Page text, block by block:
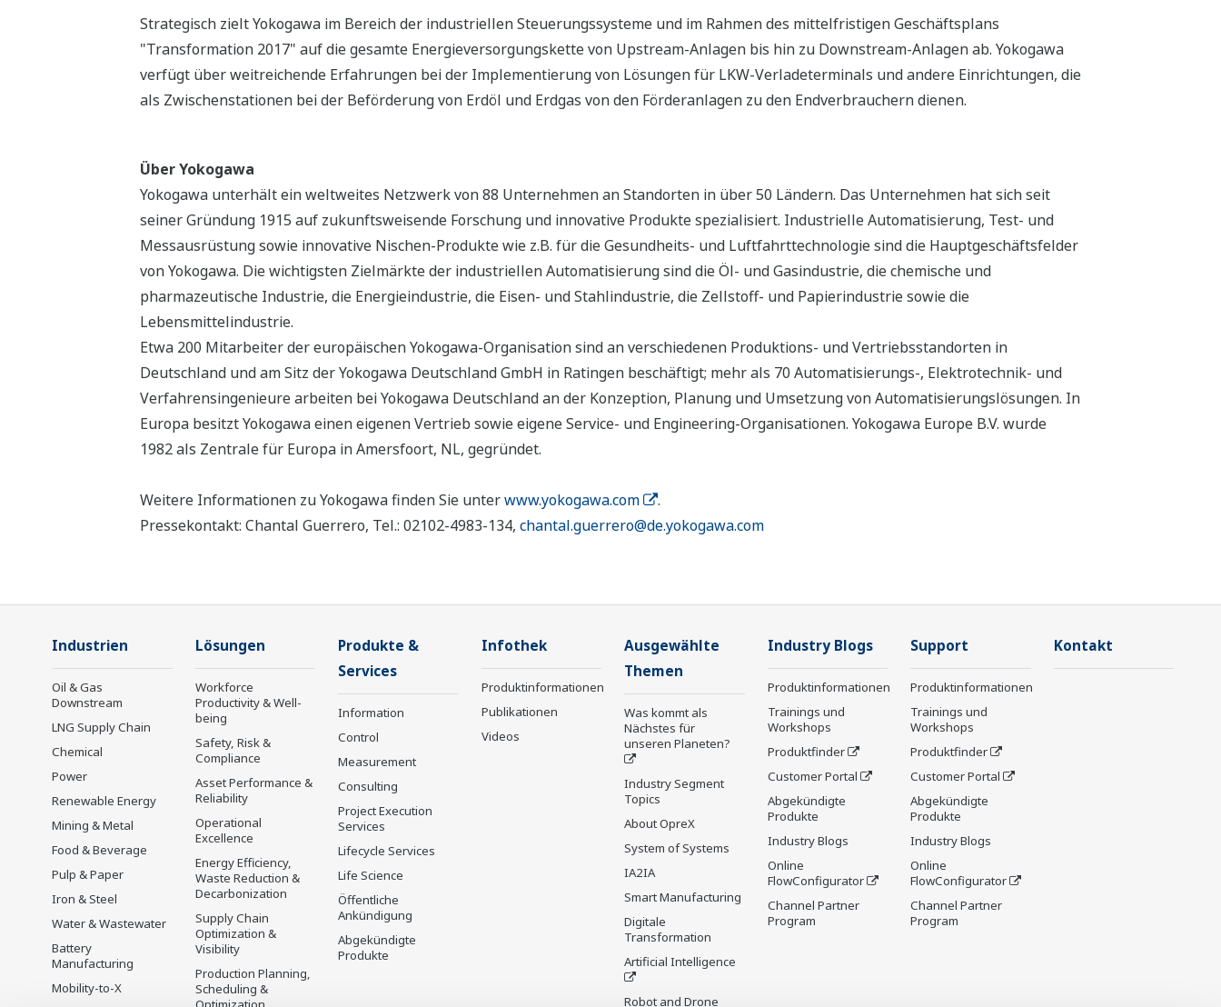
Strategisch zielt Yokogawa im Bereich der industriellen Steuerungssysteme und im Rahmen des mittelfristigen Geschäftsplans
"Transformation 2017" auf die gesamte Energieversorgungskette von Upstream-Anlagen bis hin zu Downstream-Anlagen ab. Yokogawa
verfügt über weitreichende Erfahrungen bei der Implementierung von Lösungen für LKW-Verladeterminals und andere Einrichtungen, die
als Zwischenstationen bei der Beförderung von Erdöl und Erdgas von den Förderanlagen zu den Endverbrauchern dienen.
Über Yokogawa
Yokogawa unterhält ein weltweites Netzwerk von 88 Unternehmen an Standorten in über 50 Ländern. Das Unternehmen hat sich seit
seiner Gründung 1915 auf zukunftsweisende Forschung und innovative Produkte spezialisiert. Industrielle Automatisierung, Test- und
Messausrüstung sowie innovative Nischen-Produkte wie z.B. für die Gesundheits- und Luftfahrttechnologie sind die Hauptgeschäftsfelder
von Yokogawa. Die wichtigsten Zielmärkte der industriellen Automatisierung sind die Öl- und Gasindustrie, die chemische und
pharmazeutische Industrie, die Energieindustrie, die Eisen- und Stahlindustrie, die Zellstoff- und Papierindustrie sowie die
Lebensmittelindustrie.
Etwa 200 Mitarbeiter der europäischen Yokogawa-Organisation sind an verschiedenen Produktions- und Vertriebsstandorten in
Deutschland und am Sitz der Yokogawa Deutschland GmbH in Ratingen beschäftigt; mehr als 70 Automatisierungs-, Elektrotechnik- und
Verfahrensingenieure arbeiten bei Yokogawa Deutschland an der Konzeption, Planung und Umsetzung von Automatisierungslösungen. In
Europa besitzt Yokogawa einen eigenen Vertrieb sowie eigene Service- und Engineering-Organisationen. Yokogawa Europe B.V. wurde
1982 als Zentrale für Europa in Amersfoort, NL, gegründet.
Weitere Informationen zu Yokogawa finden Sie unterwww.yokogawa.com
.
Pressekontakt: Chantal Guerrero, Tel.: 02102-4983-134, chantal.guerrero@de.yokogawa.com
Industrien
Oil & Gas
Downstream
LNG Supply Chain
Chemical
Power
Renewable Energy
Mining & Metal
Food & Beverage
Pulp & Paper
Iron & Steel
Water & Wastewater
Battery
Manufacturing
Mobility-to-X
Lösungen
Workforce
Productivity & Well-
being
Safety, Risk &
Compliance
Asset Performance &
Reliability
Operational
Excellence
Energy Efficiency,
Waste Reduction &
Decarbonization
Supply Chain
Optimization &
Visibility
Production Planning,
Scheduling &
Produkte &
Services
Information
Control
Measurement
Consulting
Project Execution
Services
Lifecycle Services
Life Science
Öffentliche
Ankündigung
Abgekündigte
Produkte
Infothek
Produktinformationen
Publikationen
Videos
Ausgewählte
Themen
Was kommt als
Nächstes für
unseren Planeten?
Industry Segment
Topics
About OpreX
System of Systems
IA2IA
Smart Manufacturing
Digitale
Transformation
Artificial Intelligence
Robot and Drone
Industry Blogs
Produktinformationen
Trainings und
Workshops
Produktfinder
Customer Portal
Abgekündigte
Produkte
Industry Blogs
Online
FlowConfigurator
Channel Partner
Program
Support
Produktinformationen
Trainings und
Workshops
Produktfinder
Customer Portal
Abgekündigte
Produkte
Industry Blogs
Online
FlowConfigurator
Channel Partner
Program
Kontakt